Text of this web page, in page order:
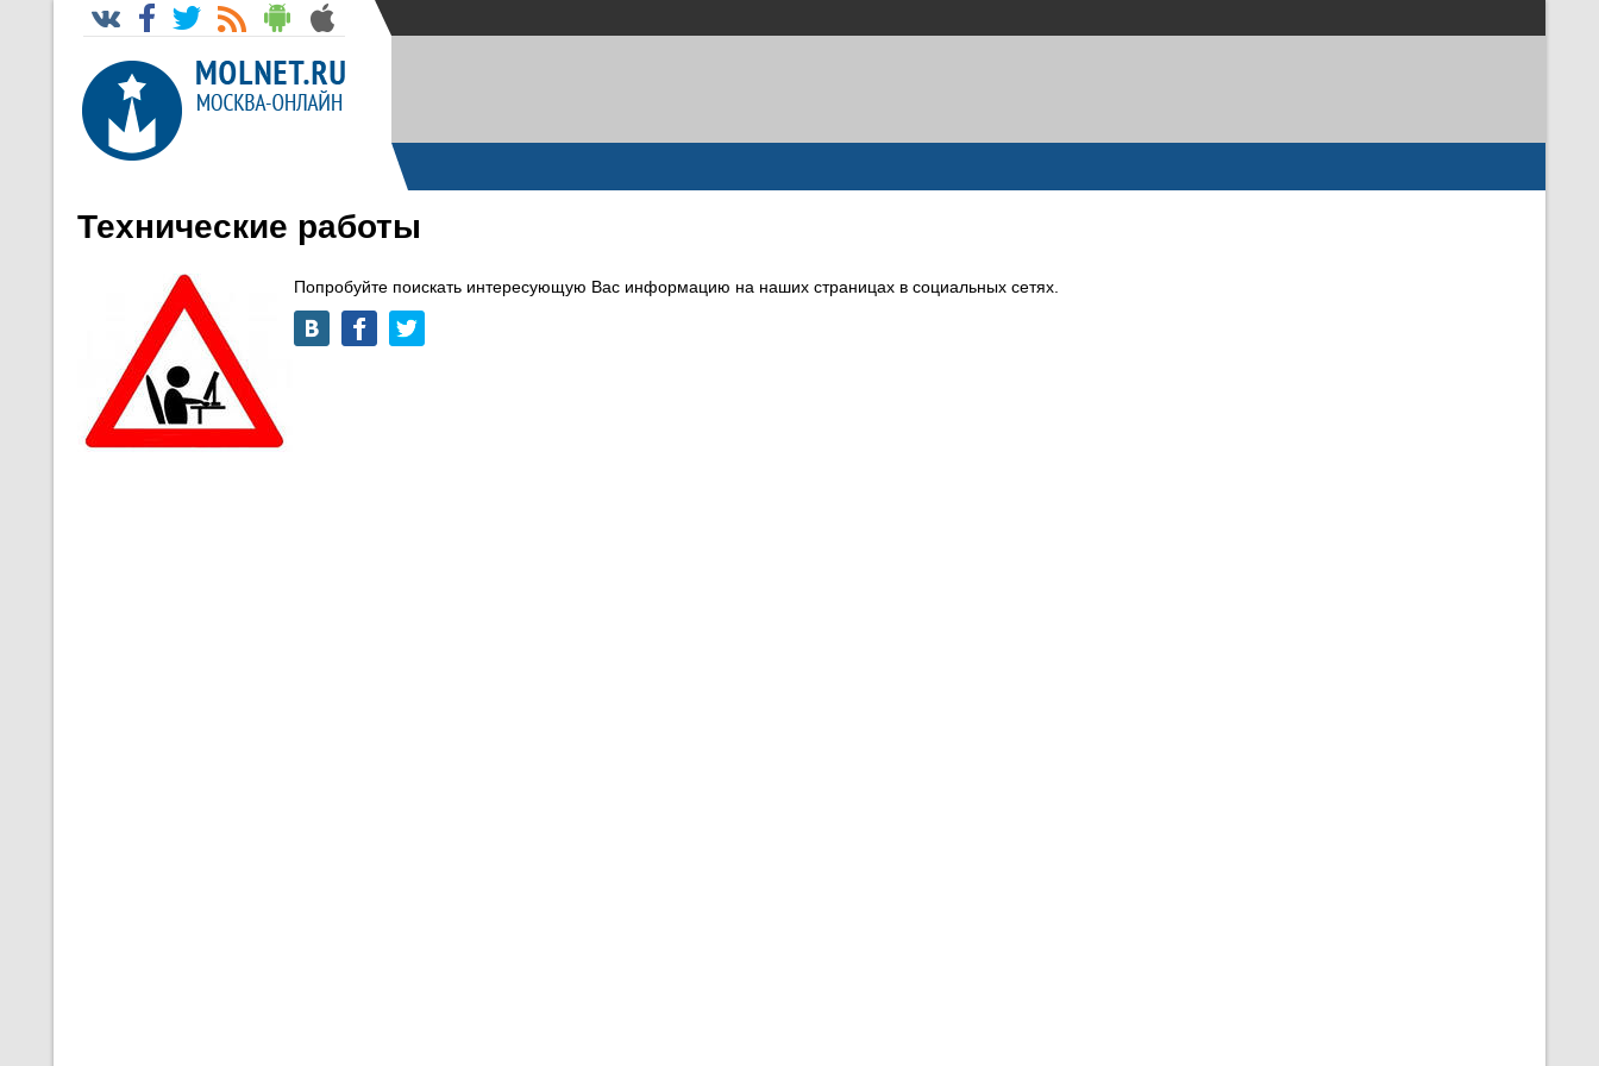
Технические работы
Попробуйте поискать интересующую Вас информацию на наших страницах в социальных сетях.